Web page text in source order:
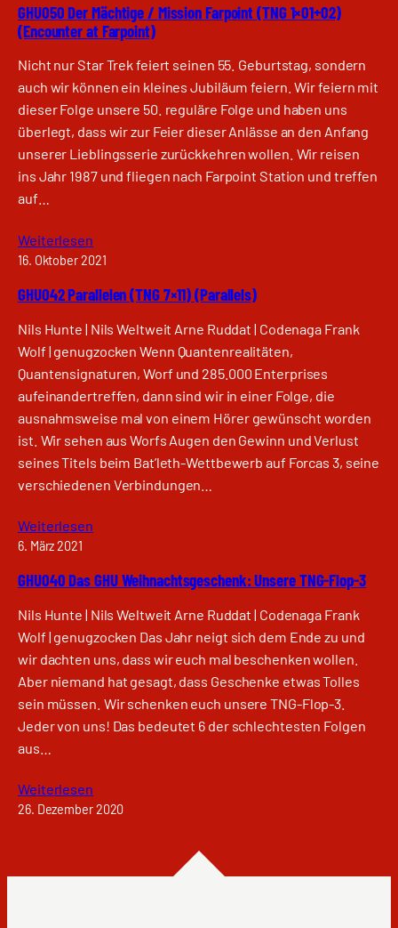
GHU050 Der Mächtige / Mission Farpoint (TNG 1×01+02)
(Encounter at Farpoint)
Nicht nur Star Trek feiert seinen 55. Geburtstag, sondern
auch wir können ein kleines Jubiläum feiern. Wir feiern mit
dieser Folge unsere 50. reguläre Folge und haben uns
überlegt, dass wir zur Feier dieser Anlässe an den Anfang
unserer Lieblingsserie zurückkehren wollen. Wir reisen
ins Jahr 1987 und fliegen nach Farpoint Station und treffen
auf…
Weiterlesen
16. Oktober 2021
GHU042 Parallelen (TNG 7×11) (Parallels)
Nils Hunte | Nils Weltweit Arne Ruddat | Codenaga Frank
Wolf | genugzocken Wenn Quantenrealitäten,
Quantensignaturen, Worf und 285.000 Enterprises
aufeinandertreffen, dann sind wir in einer Folge, die
ausnahmsweise mal von einem Hörer gewünscht worden
ist. Wir sehen aus Worfs Augen den Gewinn und Verlust
seines Titels beim Bat’leth-Wettbewerb auf Forcas 3, seine
verschiedenen Verbindungen…
Weiterlesen
6. März 2021
GHU040 Das GHU Weihnachtsgeschenk: Unsere TNG-Flop-3
Nils Hunte | Nils Weltweit Arne Ruddat | Codenaga Frank
Wolf | genugzocken Das Jahr neigt sich dem Ende zu und
wir dachten uns, dass wir euch mal beschenken wollen.
Aber niemand hat gesagt, dass Geschenke etwas Tolles
sein müssen. Wir schenken euch unsere TNG-Flop-3.
Jeder von uns! Das bedeutet 6 der schlechtesten Folgen
aus…
Weiterlesen
26. Dezember 2020